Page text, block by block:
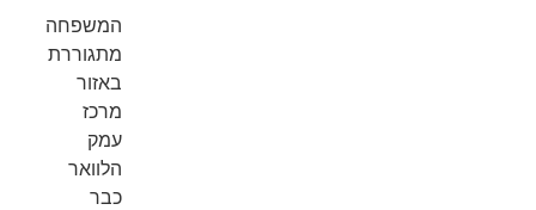
המשפחה
מתגוררת
באזור
מרכז
עמק
הלוואר
כבר